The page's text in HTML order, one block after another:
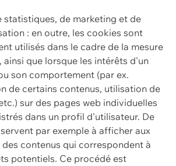
statistiques, de marketing et de
: en outre, les cookies sont
utilisés dans le cadre de la mesure
ainsi que lorsque les intérêts d'un
son comportement (par ex.
de certains contenus, utilisation de
sur des pages web individuelles
dans un profil d'utilisateur. De
par exemple à afficher aux
contenus qui correspondent à
potentiels. Ce procédé est